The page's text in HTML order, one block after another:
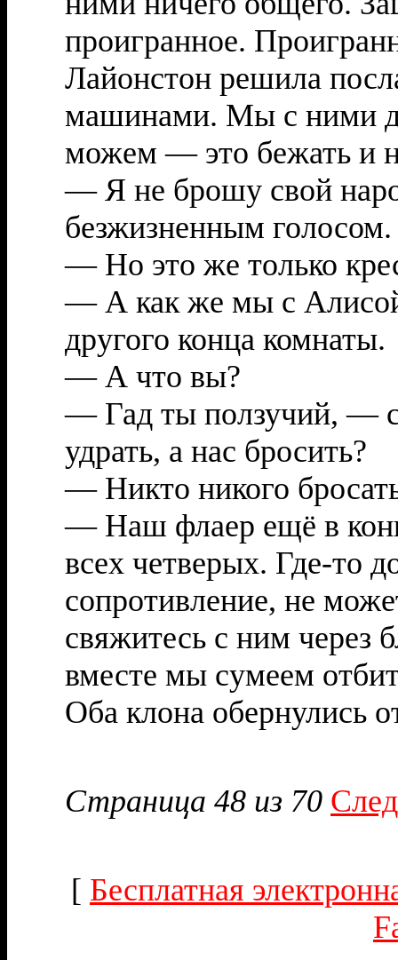
проигранное.
Лайонстон решила
машинами. Мы с ними
можем — это бежать и
— Я не брошу свой
безжизненным голосом.
— Но это же только
— А как же мы с
другого конца комнаты.
— А что вы?
— Гад ты ползучий, —
удрать, а нас бросить?
— Никто никого
— Наш флаер ещё в
всех четверых. Где-то
сопротивление, не
свяжитесь с ним
вместе мы сумеем
Оба клона обернулись
Страница 48 из 70
[ Бесплатная